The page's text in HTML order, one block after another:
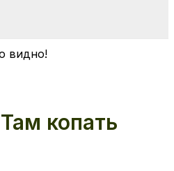
видно!
копать